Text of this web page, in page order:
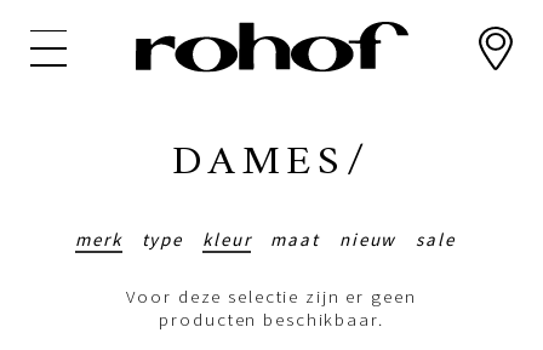
DAMES/
merk type kleur maat nieuw sale
Voor deze selectie zijn er geen
producten beschikbaar.